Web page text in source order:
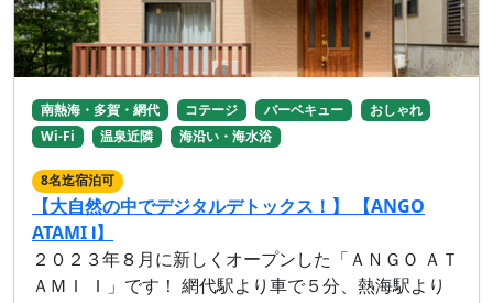
南熱海・多賀・網代 コテージ バーベキュー
おしゃれ
Wi-Fi
温泉近隣 海沿い・海水浴
8名迄宿泊可
【大自然の中でデジタルデトックス！】 【ANGO
ATAMI Ⅰ】
２０２３年８月に新しくオープンした「ＡＮＧＯ ＡＴ
ＡＭＩ Ｉ」です！ 網代駅より車で５分、熱海駅より